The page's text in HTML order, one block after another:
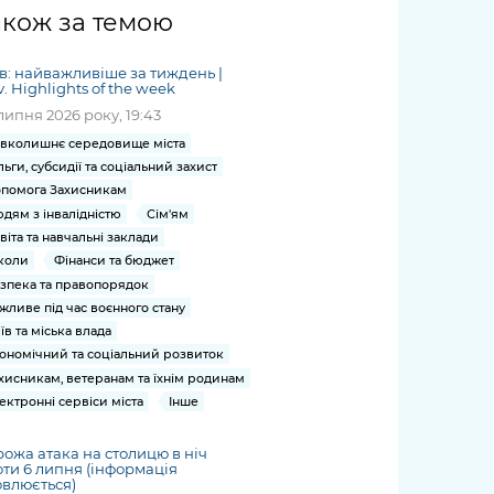
Безбар'єрність
Київська міська військова
адміністрація
Портал послуг
Міський застосунок Київ
Цифровий
Важливе під час
воєнного стану
міській військовій
адміністрації
«Ініціатива
«Партнерство
«Відкритий Уряд» –
місцевий рівень»
Важливе під час
воєнного стану
дій чи
про
на
дашборди
та
/
журналіст
ський
запит /
Submitting
a media
request
за темою
найважливіше за тиждень |
Highlights of the week
2026 року, 19:43
середовище міста
субсидії та соціальний захист
Захисникам
з інвалідністю
Сім'ям
та навчальні заклади
Фінанси та бюджет
та правопорядок
під час воєнного стану
та міська влада
та соціальний розвиток
ветеранам та їхнім родинам
сервіси міста
Інше
атака на столицю в ніч
6 липня (інформація